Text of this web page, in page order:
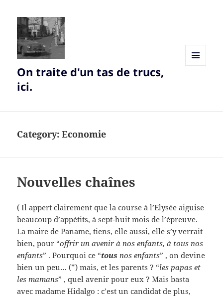
On traite d'un tas de trucs,
ici.
Category:Economie
Nouvelles chaînes
( Il appert clairement que la course à l’Elysée aiguise
beaucoup d’appétits, à sept-huit mois de l’épreuve.
La maire de Paname, tiens, elle aussi, elle s’y verrait
bien, pour “offrir un avenir à nos enfants, à tous nos
enfants” . Pourquoi ce “tous nos enfants” , on devine
bien un peu… (*) mais, et les parents ? “les papas et
les mamans” , quel avenir pour eux ? Mais basta
avec madame Hidalgo : c’est un candidat de plus,